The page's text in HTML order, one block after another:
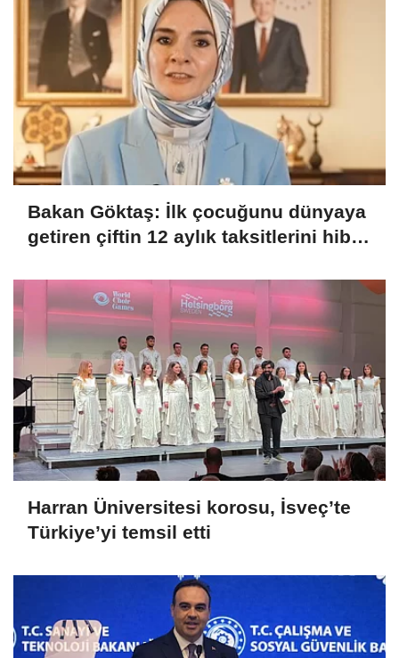
Bakan Göktaş: İlk çocuğunu dünyaya
getiren çiftin 12 aylık taksitlerini hibe
Harran Üniversitesi korosu, İsveç’te
Türkiye’yi temsil etti